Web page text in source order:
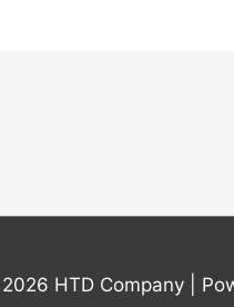
HTD Company|